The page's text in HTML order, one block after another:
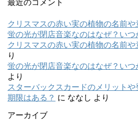
最近のコメント
クリスマスの赤い実の植物の名前や
蛍の光が閉店音楽なのはなぜ？いつ
クリスマスの赤い実の植物の名前や
り
蛍の光が閉店音楽なのはなぜ？いつ
より
スターバックスカードのメリット
期限はある？ に ななし より
アーカイブ